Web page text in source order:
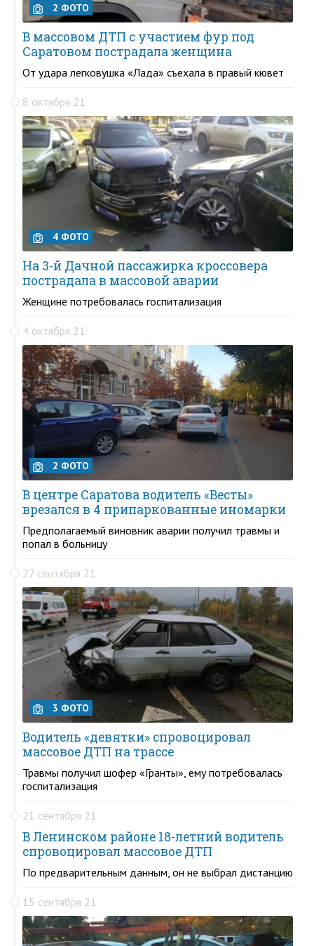
2 ФОТО
В массовом ДТП с участием фур под
Саратовом пострадала женщина
От удара легковушка «Лада» съехала в правый кювет
8 октября 21
4 ФОТО
На 3-й Дачной пассажирка кроссовера
пострадала в массовой аварии
Женщине потребовалась госпитализация
4 октября 21
2 ФОТО
В центре Саратова водитель «Весты»
врезался в 4 припаркованные иномарки
Предполагаемый виновник аварии получил травмы и
попал в больницу
27 сентября 21
3 ФОТО
Водитель «девятки» спровоцировал
массовое ДТП на трассе
Травмы получил шофер «Гранты», ему потребовалась
госпитализация
21 сентября 21
В Ленинском районе 18-летний водитель
спровоцировал массовое ДТП
По предварительным данным, он не выбрал дистанцию
15 сентября 21